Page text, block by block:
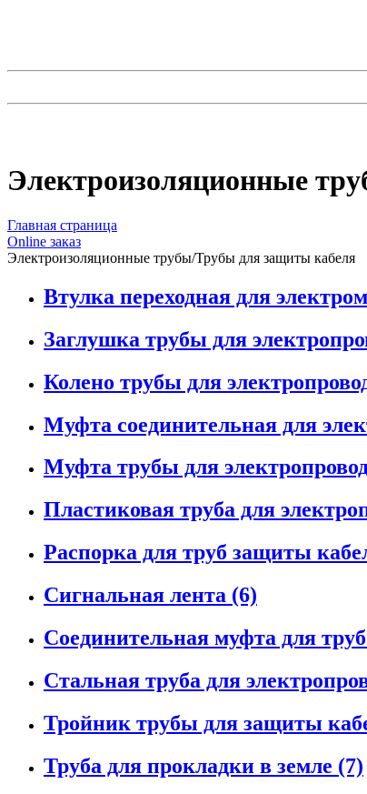
Электроизоляционные
Главная страница
Оnline заказ
Электроизоляционные трубы/Трубы для защиты кабеля
Втулка переходная для
Заглушка трубы для
Колено трубы для
Муфта соединительная для
Муфта трубы для
Пластиковая труба для
Распорка для труб защиты
Сигнальная лента (6)
Соединительная муфта для
Стальная труба для
Тройник трубы для защиты
Труба для прокладки в земле (7)